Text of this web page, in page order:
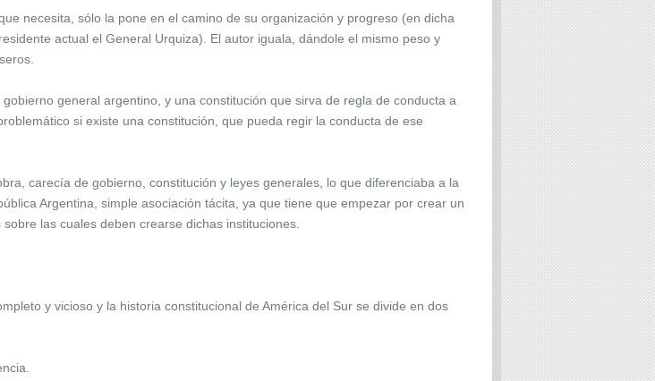
necesita, sólo la pone en el camino de su organización y progreso (en dicha
actual el General Urquiza). El autor iguala, dándole el mismo peso y
general argentino, y una constitución que sirva de regla de conducta a
si existe una constitución, que pueda regir la conducta de ese
carecía de gobierno, constitución y leyes generales, lo que diferenciaba a la
Argentina, simple asociación tácita, ya que tiene que empezar por crear un
las cuales deben crearse dichas instituciones.
y vicioso y la historia constitucional de América del Sur se divide en dos